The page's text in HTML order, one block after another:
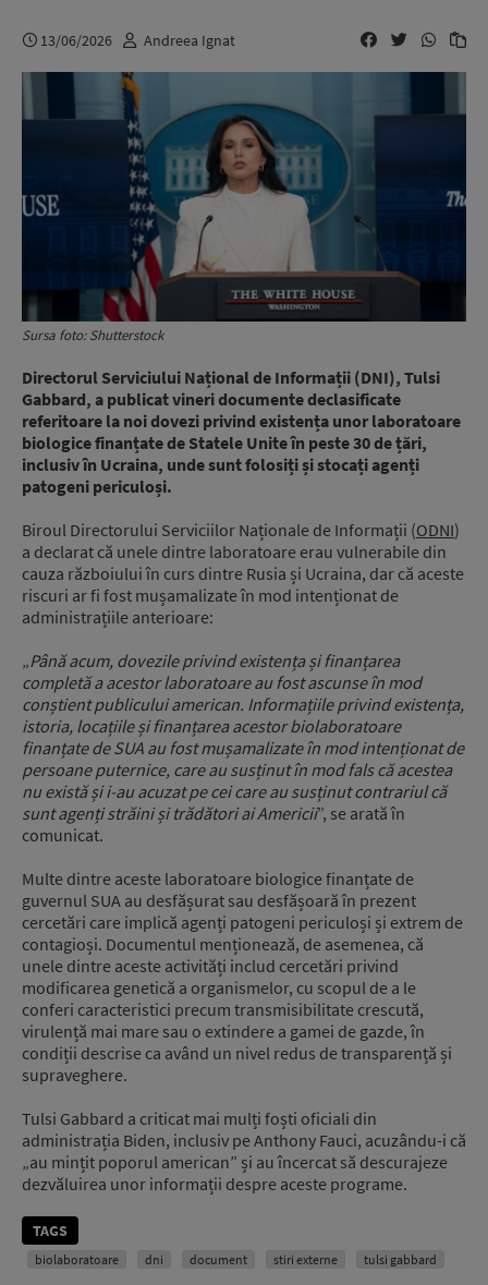
13/06/2026 Andreea Ignat
Sursa foto: Shutterstock
Directorul Serviciului Național de Informații (DNI), Tulsi
Gabbard, a publicat vineri documente declasificate
referitoare la noi dovezi privind existența unor laboratoare
biologice finanțate de Statele Unite în peste 30 de țări,
inclusiv în Ucraina, unde sunt folosiți și stocați agenți
patogeni periculoși.
Biroul Directorului Serviciilor Naționale de Informații (ODNI)
a declarat că unele dintre laboratoare erau vulnerabile din
cauza războiului în curs dintre Rusia și Ucraina, dar că aceste
riscuri ar fi fost mușamalizate în mod intenționat de
administrațiile anterioare:
„Până acum, dovezile privind existența și finanțarea
completă a acestor laboratoare au fost ascunse în mod
conștient publicului american. Informațiile privind existența,
istoria, locațiile și finanțarea acestor biolaboratoare
finanțate de SUA au fost mușamalizate în mod intenționat de
persoane puternice, care au susținut în mod fals că acestea
nu există și i-au acuzat pe cei care au susținut contrariul că
sunt agenți străini și trădători ai Americii”, se arată în
comunicat.
Multe dintre aceste laboratoare biologice finanțate de
guvernul SUA au desfășurat sau desfășoară în prezent
cercetări care implică agenți patogeni periculoși și extrem de
contagioși. Documentul menționează, de asemenea, că
unele dintre aceste activități includ cercetări privind
modificarea genetică a organismelor, cu scopul de a le
conferi caracteristici precum transmisibilitate crescută,
virulență mai mare sau o extindere a gamei de gazde, în
condiții descrise ca având un nivel redus de transparență și
supraveghere.
Tulsi Gabbard a criticat mai mulți foști oficiali din
administrația Biden, inclusiv peAnthony Fauci, acuzându-i că
„au mințit poporul american” și au încercat să descurajeze
dezvăluirea unor informații despre aceste programe.
TAGS
biolaboratoare dni document stiri externe tulsi gabbard